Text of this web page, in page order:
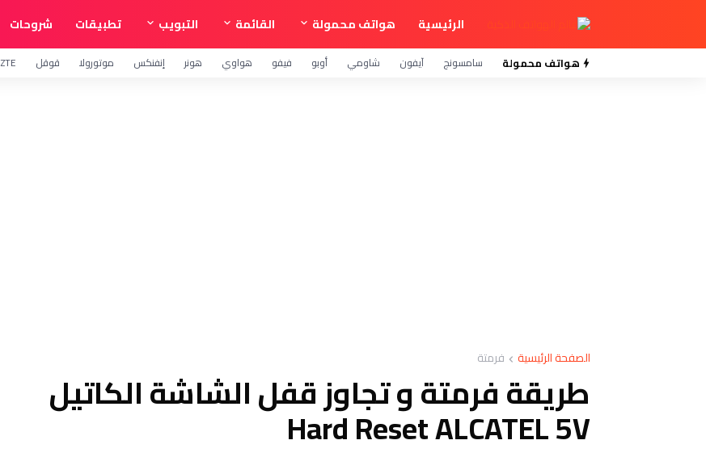
الرئيسية هواتف محمولة القائمة التبويب تطبيقات شروحات
هواتف محمولة سامسونج آيفون شاومي أوبو فيفو هواوي هونر إنفنكس موتورولا قوقل ZTE
الصفحة الرئيسية فرمتة
طريقة فرمتة و تجاوز قفل الشاشة الكاتيل
Hard Reset ALCATEL 5V